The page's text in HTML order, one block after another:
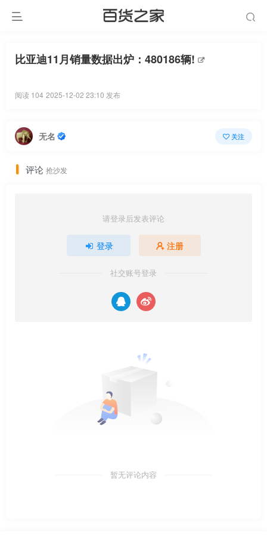
比亚迪11月销量数据出炉：480186辆!
阅读 104 2025-12-02 23:10 发布
无名 关注
评论 抢沙发
请登录后发表评论
登录 注册
社交账号登录
暂无评论内容